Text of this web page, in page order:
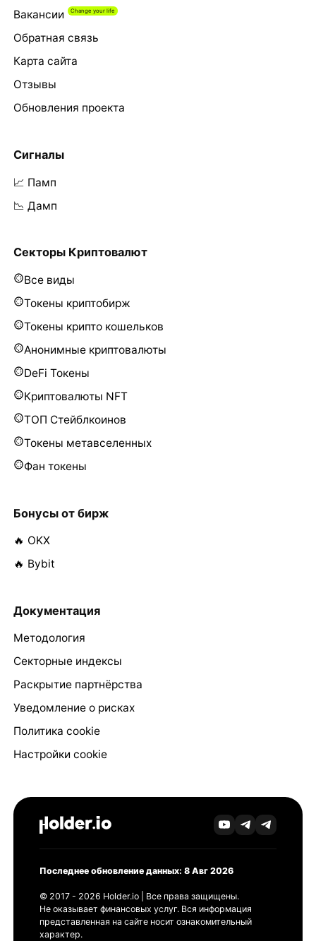
Вакансии
Обратная связь
Карта сайта
Отзывы
Обновления проекта
Сигналы
📈 Памп
📉 Дамп
Секторы Криптовалют
Все виды
Токены криптобирж
Токены крипто кошельков
Анонимные криптовалюты
DeFi Токены
Криптовалюты NFT
ТОП Стейблкоинов
Токены метавселенных
Фан токены
Бонусы от бирж
🔥 OKX
🔥 Bybit
Документация
Методология
Секторные индексы
Раскрытие партнёрства
Уведомление о рисках
Политика cookie
Настройки cookie
Последнее обновление данных: 8 Авг 2026
© 2017 - 2026 Holder.io | Все права защищены.
Не оказывает финансовых услуг. Вся информация
представленная на сайте носит ознакомительный
характер.